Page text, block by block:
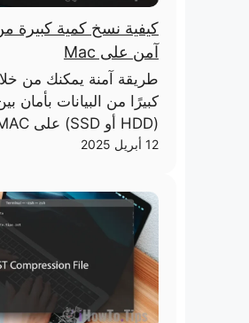
كيفية نسخ كمية كبيرة
آمن على Mac
طريقة آمنة يمكنك من
كبيرًا من البيانات بأمان
(HDD أو SSD) على MAC.
12 أبريل 2025